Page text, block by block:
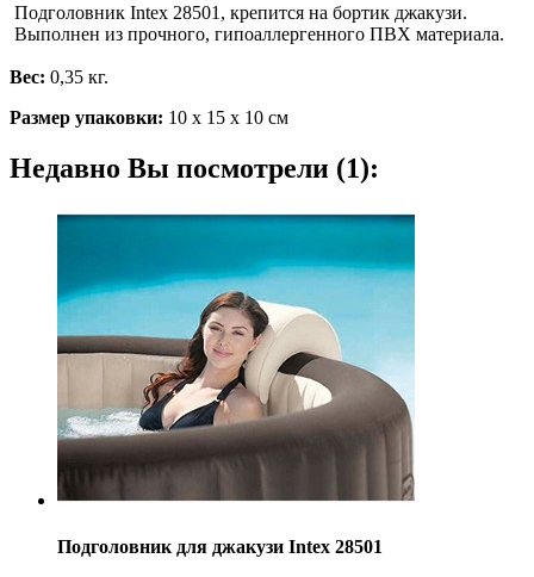
Подголовник Intex 28501, крепится на бортик джакузи.
Выполнен из прочного, гипоаллергенного ПВХ материала.
Вес: 0,35 кг.
Размер упаковки: 10 х 15 х 10 см
Недавно Вы посмотрели (1):
Подголовник для джакузи Intex 28501